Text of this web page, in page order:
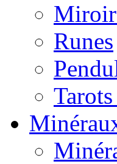
Runes